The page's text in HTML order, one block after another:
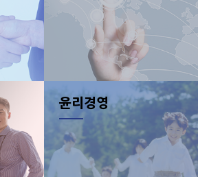
윤리경영